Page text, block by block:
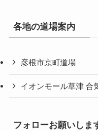
各地の道場案内
彦根市京町道場
イオンモール草津 合
フォローお願いしま